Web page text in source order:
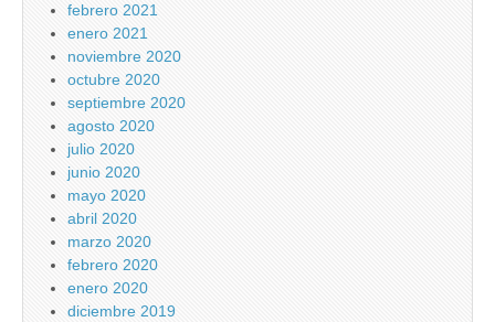
febrero 2021
enero 2021
noviembre 2020
octubre 2020
septiembre 2020
agosto 2020
julio 2020
junio 2020
mayo 2020
abril 2020
marzo 2020
febrero 2020
enero 2020
diciembre 2019